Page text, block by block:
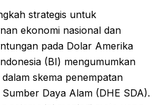
strategis untuk
ekonomi nasional dan
pada Dolar Amerika
(BI) mengumumkan
skema penempatan
Daya Alam (DHE SDA).